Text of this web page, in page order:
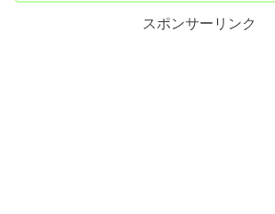
スポンサーリンク